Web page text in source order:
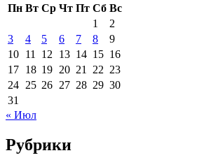
Пн Вт Ср Чт Пт Сб Вс
1
2
3
4 5 6 7 8
9
10 11 12 13 14 15 16
17 18 19 20 21 22 23
24 25 26 27 28 29 30
31
« Июл
Рубрики